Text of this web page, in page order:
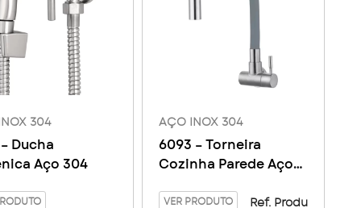
304
Ducha
Aço 304
AÇO INOX 304
6093 – Torneira
Cozinha Parede Aço
VER PRODUTO
Ref. Produ